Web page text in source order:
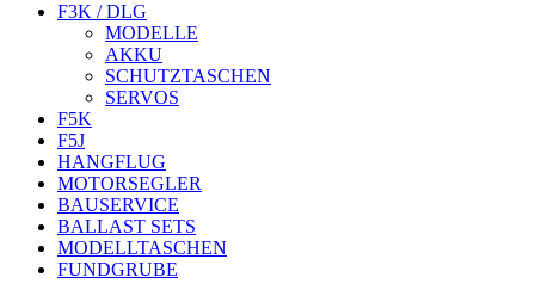
F3K / DLG
MODELLE
AKKU
SCHUTZTASCHEN
SERVOS
F5K
F5J
HANGFLUG
MOTORSEGLER
BAUSERVICE
BALLAST SETS
MODELLTASCHEN
FUNDGRUBE